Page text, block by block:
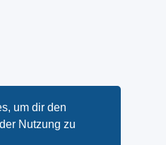
um dir den
Nutzung zu